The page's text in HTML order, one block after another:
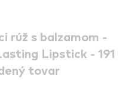
rúž s balzamom -
Lipstick - 191
tovar